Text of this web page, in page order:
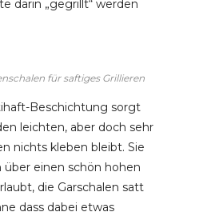
darin „gegrillt“ werden
für saftiges Grillieren
Beschichtung sorgt
leichten, aber doch sehr
nichts kleben bleibt. Sie
einen schön hohen
die Garschalen satt
dass dabei etwas